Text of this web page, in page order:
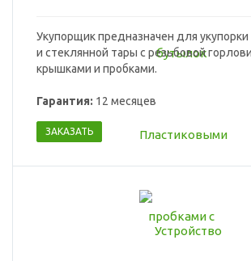
Укупорщик предназначен для укупорки
и стеклянной тары с резьбовой
крышками и пробками.
Гарантия: 12 месяцев
ЗАКАЗАТЬ